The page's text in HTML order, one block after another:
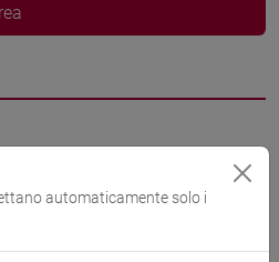
Lezione
automaticamente solo i